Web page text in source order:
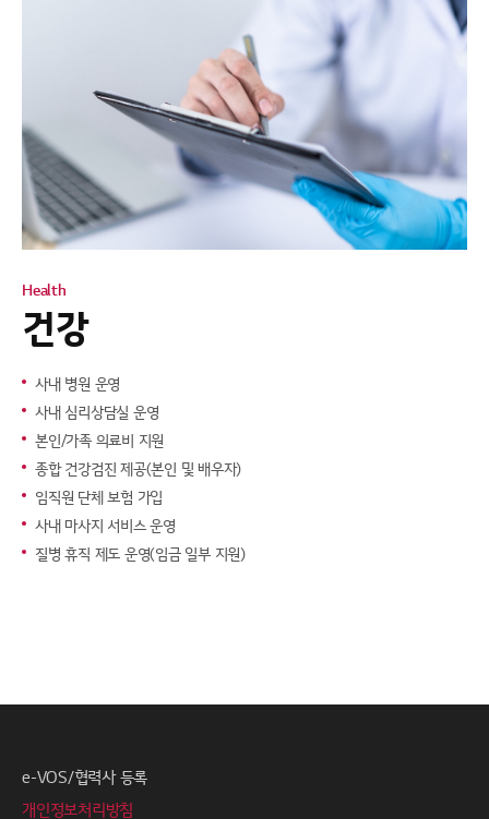
Health
건강
사내 병원 운영
사내 심리상담실 운영
본인/가족 의료비 지원
종합 건강검진 제공(본인 및 배우자)
임직원 단체 보험 가입
사내 마사지 서비스 운영
질병 휴직 제도 운영(임금 일부 지원)
e-VOS/협력사 등록
개인정보처리방침